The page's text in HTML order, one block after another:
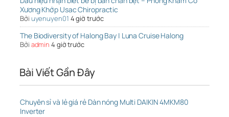
Xương Khớp Usac Chiropractic
Bởi uyenuyen01 4 giờ trước
The Biodiversity of Halong Bay | Luna Cruise Halong
Bởi admin 4 giờ trước
Bài Viết Gần Đây
Chuyên sỉ và lẻ giá rẻ Dàn nóng Multi DAIKIN 4MKM80
Inverter